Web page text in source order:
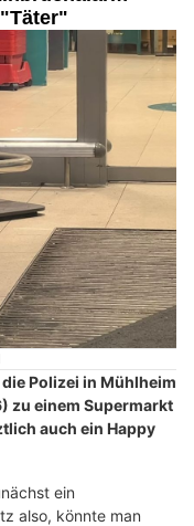
Polizei in Mühlheim
zu einem Supermarkt
auch ein Happy
ein
also, könnte man